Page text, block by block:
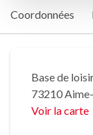
Coordonnées
Base de
73210
Voir la carte